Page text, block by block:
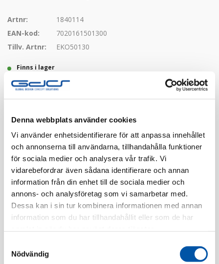
Denna webbplats använder cookies
Vi använder enhetsidentifierare för att anpassa innehållet
och annonserna till användarna, tillhandahålla funktioner
för sociala medier och analysera vår trafik. Vi
vidarebefordrar även sådana identifierare och annan
information från din enhet till de sociala medier och
annons- och analysföretag som vi samarbetar med.
Dessa kan i sin tur kombinera informationen med annan
information som du har tillhandahållit eller som de har
Nödvändig
Artnr:
1840114
EAN-kod:
7020161501300
Tillv. Artnr:
EKO50130
Finns i lager
Finns i flera färger
Beskrivning